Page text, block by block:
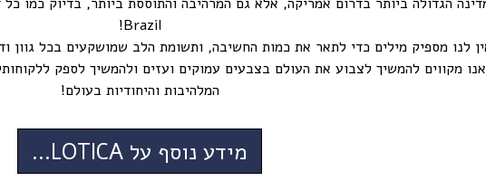
Brazil!
אנו מקווים להמשיך לצבוע את העולם בצבעים עמוקים ועזים ולהמשיך לספק
המלהיבות והיחודיות בעולם!
מידע נוסף על SOLOTICA